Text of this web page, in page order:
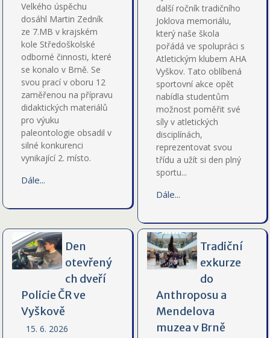
Velkého úspěchu
dosáhl Martin Zedník
ze 7.MB v krajském
kole Středoškolské
odborné činnosti, které
se konalo v Brně. Se
svou prací v oboru 12
zaměřenou na přípravu
didaktických materiálů
pro výuku
paleontologie obsadil v
silné konkurenci
vynikající 2. místo.
Dále...
další ročník tradičního
Joklova memoriálu,
který naše škola
pořádá ve spolupráci s
Atletickým klubem AHA
Vyškov. Tato oblíbená
sportovní akce opět
nabídla studentům
možnost poměřit své
síly v atletických
disciplínách,
reprezentovat svou
třídu a užít si den plný
sportu...
Dále...
Den
otevřený
ch dveří
Policie ČR ve
Vyškově
15. 6. 2026
Tradiční
exkurze
do
Anthroposu a
Mendelova
muzea v Brně